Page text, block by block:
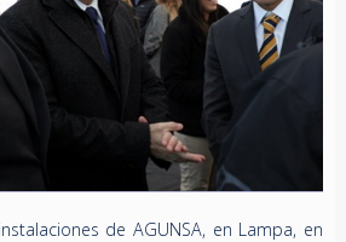
de AGUNSA, en Lampa, en